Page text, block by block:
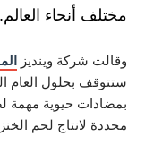
العالم.
وينديزالمنافسة
العام المقبل عن
مهمة لصحة البشر.
لحم الخنزير واللحم